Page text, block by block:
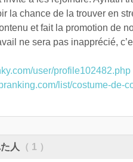
la chance de la trouver en
et fait la promotion de
ne sera pas inapprécié,
user/profile102482.php
list/costume-de-
人 （ 1 ）